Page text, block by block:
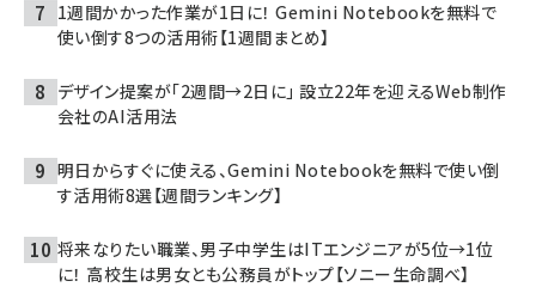
1週間かかった作業が1日に！ Gemini Notebookを無料で
使い倒す8つの活用術【1週間まとめ】
デザイン提案が「2週間→2日に」 設立22年を迎えるWeb制作
会社のAI活用法
明日からすぐに使える、Gemini Notebookを無料で使い倒
す活用術8選【週間ランキング】
将来なりたい職業、男子中学生はITエンジニアが5位→1位
に！ 高校生は男女とも公務員がトップ【ソニー生命調べ】